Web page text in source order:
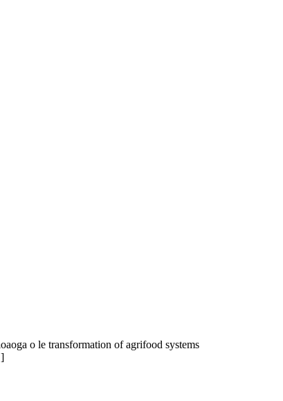
o le transformation of agrifood systems